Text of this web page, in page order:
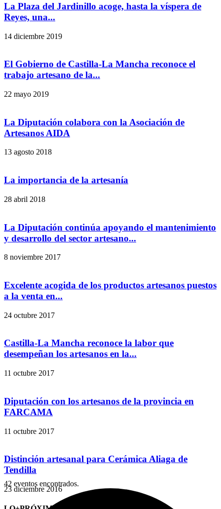
La Plaza del Jardinillo acoge, hasta la víspera de
Reyes, una...
14 diciembre 2019
El Gobierno de Castilla-La Mancha reconoce el
trabajo artesano de la...
22 mayo 2019
La Diputación colabora con la Asociación de
Artesanos AIDA
13 agosto 2018
La importancia de la artesanía
28 abril 2018
La Diputación continúa apoyando el mantenimiento
y desarrollo del sector artesano...
8 noviembre 2017
Excelente acogida de los productos artesanos puestos
a la venta en...
24 octubre 2017
Castilla-La Mancha reconoce la labor que
desempeñan los artesanos en la...
11 octubre 2017
Diputación con los artesanos de la provincia en
FARCAMA
11 octubre 2017
Distinción artesanal para Cerámica Aliaga de
Tendilla
23 diciembre 2016
42 eventos encontrados.